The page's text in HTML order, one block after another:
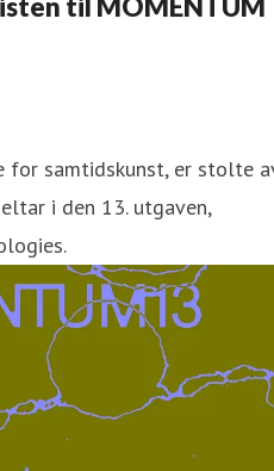
til MOMENTUM
for samtidskunst, er stolte
i den 13. utgaven,